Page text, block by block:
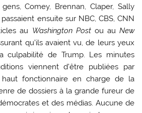
Comey, Brennan, Claper, Sally
ensuite sur NBC, CBS, CNN
au Washington Postou au New
qu’ils avaient vu, de leurs yeux
culpabilité de Trump. Les minutes
viennent d’être publiées par
haut fonctionnaire en charge de la
de dossiers à la grande fureur de
et des médias. Aucune de